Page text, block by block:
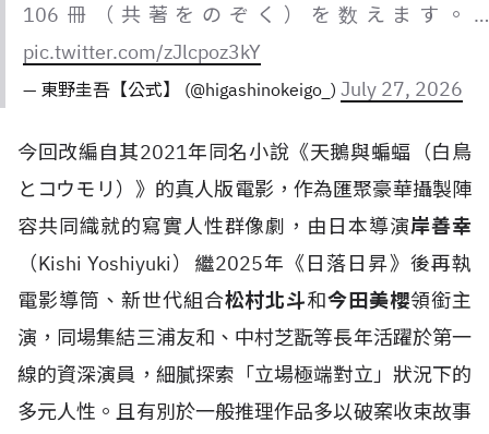
106冊（共著をのぞく）を数えます。…
pic.twitter.com/zJlcpoz3kY
— 東野圭吾【公式】 (@higashinokeigo_) July 27, 2026
今回改編自其2021年同名小說《天鵝與蝙蝠（白鳥
とコウモリ）》的真人版電影，作為匯聚豪華攝製陣
容共同織就的寫實人性群像劇，由日本導演岸善幸
（Kishi Yoshiyuki）繼2025年《日落日昇》後再執
電影導筒、新世代組合松村北斗和今田美櫻領銜主
演，同場集結三浦友和、中村芝翫等長年活躍於第一
線的資深演員，細膩探索「立場極端對立」狀況下的
多元人性。且有別於一般推理作品多以破案收束故事